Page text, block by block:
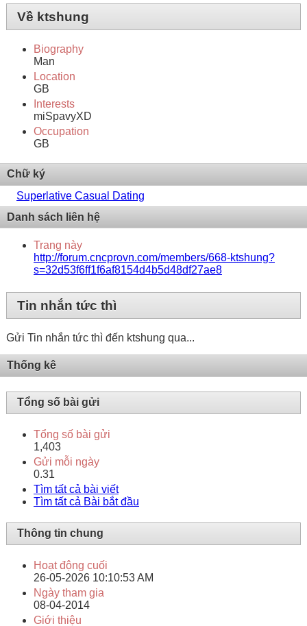
Về ktshung
Biography
Man
Location
GB
Interests
miSpavyXD
Occupation
GB
Chữ ký
Superlative Сasual Dating
Danh sách liên hệ
Trang này
http://forum.cncprovn.com/members/668-ktshung?
s=32d53f6ff1f6af8154d4b5d48df27ae8
Tin nhắn tức thì
Gửi Tin nhắn tức thì đến ktshung qua...
Thống kê
Tổng số bài gửi
Tổng số bài gửi
1,403
Gửi mỗi ngày
0.31
Tìm tất cả bài viết
Tìm tất cả Bài bắt đầu
Thông tin chung
Hoạt động cuối
26-05-2026 10:10:53 AM
Ngày tham gia
08-04-2014
Giới thiệu